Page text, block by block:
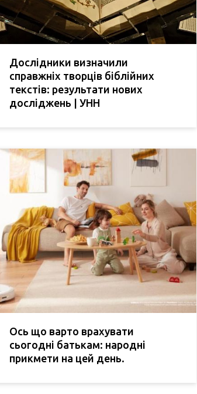
Дослідники визначили
справжніх творців біблійних
текстів: результати нових
досліджень | УНН
Ось що варто врахувати
сьогодні батькам: народні
прикмети на цей день.